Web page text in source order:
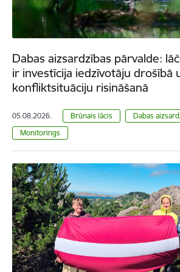
Dabas aizsardzības pārvalde:
ir investīcija iedzīvotāju drošībā
konfliktsituāciju risināšanā
05.08.2026. Brūnais lācis
Dabas
Monitorings